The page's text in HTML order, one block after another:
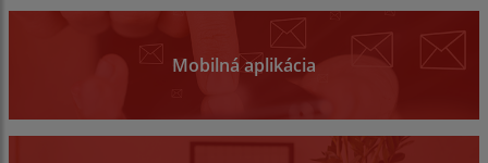
Mobilná aplikácia